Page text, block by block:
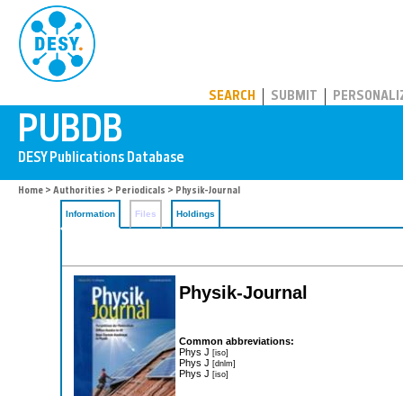
SEARCH SUBMIT
Home > Authorities > Periodicals > Physik-Journal
Information Files Holdings
Physik-Journal
Common abbreviations:
Phys J [iso]
Phys J [dnlm]
Phys J [iso]